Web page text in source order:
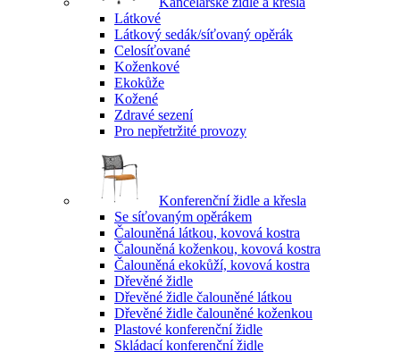
Látkové
Látkový sedák/síťovaný opěrák
Celosíťované
Koženkové
Ekokůže
Kožené
Zdravé sezení
Pro nepřetržité provozy
Konferenční židle a křesla
Se síťovaným opěrákem
Čalouněná látkou, kovová kostra
Čalouněná koženkou, kovová kostra
Čalouněná ekokůží, kovová kostra
Dřevěné židle
Dřevěné židle čalouněné látkou
Dřevěné židle čalouněné koženkou
Plastové konferenční židle
Skládací konferenční židle